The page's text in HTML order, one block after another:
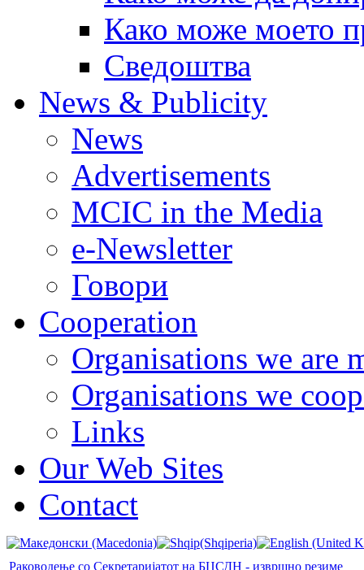
Како може моето
Сведоштва
News & Publicity
News
Advertisements
MCIC in the Media
e-Newsletter
Говори
Cooperation
Organisations we are
Organisations we
Links
Our Web Sites
Contact
Раководење со Секретаријатот на БЦСДН - извршно резиме